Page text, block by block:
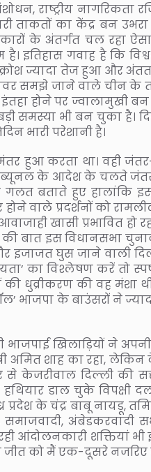
राष्ट्रीय नागरिकता
ताकतों का केंद्र बन
के अंतर्गत चल रहा
इतिहास गवाह है कि
ज्यादा तेज हुआ और अंततः
समझे जाने वाले चीन के
होने पर ज्वालामुखी
भी बन चुका है।
भारी परेशानी है।
हुआ करता था। वही
के आदेश के चलते
गलत बताते हुए हालांकि
वाले प्रदर्शनों को
खासी प्रभावित हो
बात इस विधानसभा
इजाजत घुस जाने वाली
का विश्लेषण करें तो
धुव्रीकरण की वह मंशा
भाजपा के बाउंसरों ने
खिलाड़ियों ने
अमित शाह का रहा,
केजरीवाल दिल्ली की
डाल चुके विपक्षी
प्रदेश के चंद्र बाबू
समाजवादी,
शक्तियां भी
जीत को मैं एक-दूसरे नजरिए